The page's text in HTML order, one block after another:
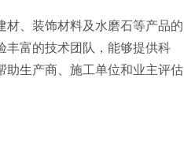
材、装饰材料及水磨石等产品的
丰富的技术团队，能够提供科
助生产商、施工单位和业主评估